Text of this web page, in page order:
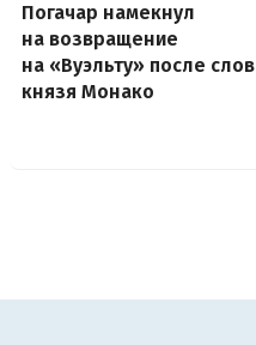
Погачар намекнул
на возвращение
на «Вуэльту» после слов
князя Монако